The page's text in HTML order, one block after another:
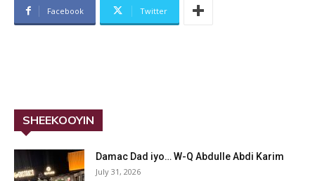
Facebook Twitter
SHEEKOOYIN
Damac Dad iyo… W-Q Abdulle Abdi Karim
July 31, 2026